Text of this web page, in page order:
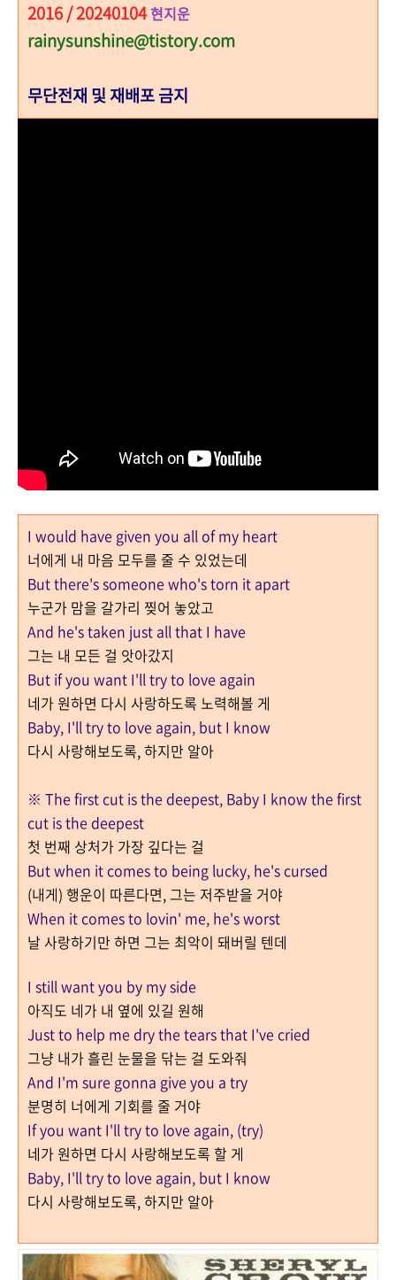
2016 / 20240104현지운
rainysunshine@tistory.com
무단전재 및 재배포 금지
I would have given you all of my heart
너에게 내 마음 모두를 줄 수 있었는데
But there's someone who's torn it apart
누군가 맘을 갈가리 찢어 놓았고
And he's taken just all that I have
그는 내 모든 걸 앗아갔지
But if you want I'll try to love again
네가 원하면 다시 사랑하도록 노력해볼 게
Baby, I'll try to love again, but I know
다시 사랑해보도록, 하지만 알아
※ The first cut is the deepest, Baby I know the first
cut is the deepest
첫 번째 상처가 가장 깊다는 걸
But when it comes to being lucky, he's cursed
(내게) 행운이 따른다면, 그는 저주받을 거야
When it comes to lovin' me, he's worst
날 사랑하기만 하면 그는 최악이 돼버릴 텐데
I still want you by my side
아직도 네가 내 옆에 있길 원해
Just to help me dry the tears that I've cried
그냥 내가 흘린 눈물을 닦는 걸 도와줘
And I'm sure gonna give you a try
분명히 너에게 기회를 줄 거야
If you want I'll try to love again, (try)
네가 원하면 다시 사랑해보도록 할 게
Baby, I'll try to love again, but I know
다시 사랑해보도록, 하지만 알아